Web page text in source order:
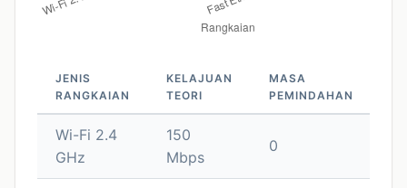
JENIS
RANGKAIAN
KELAJUAN
TEORI
MASA
PEMINDAHAN
Wi-Fi 2.4
GHz
150
Mbps
0